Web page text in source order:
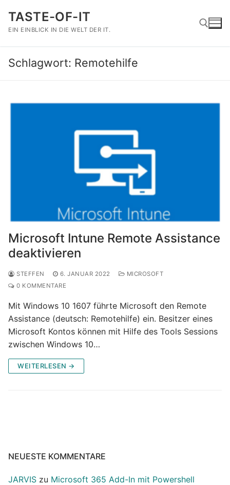
Inhalt
springen
TASTE-OF-IT
EIN EINBLICK IN DIE WELT DER IT.
Suchen nach:
Schlagwort: Remotehilfe
Microsoft Intune Remote Assistance
deaktivieren
STEFFEN 6. JANUAR 2022
MICROSOFT
0 KOMMENTARE
Mit Windows 10 1607 führte Microsoft den Remote
Assistance (deutsch: Remotehilfe) ein. Besitzer eines
Microsoft Kontos können mit Hilfe des Tools Sessions
zwischen Windows 10…
WEITERLESEN →
NEUESTE KOMMENTARE
JARVIS zu Microsoft 365 Add-In mit Powershell